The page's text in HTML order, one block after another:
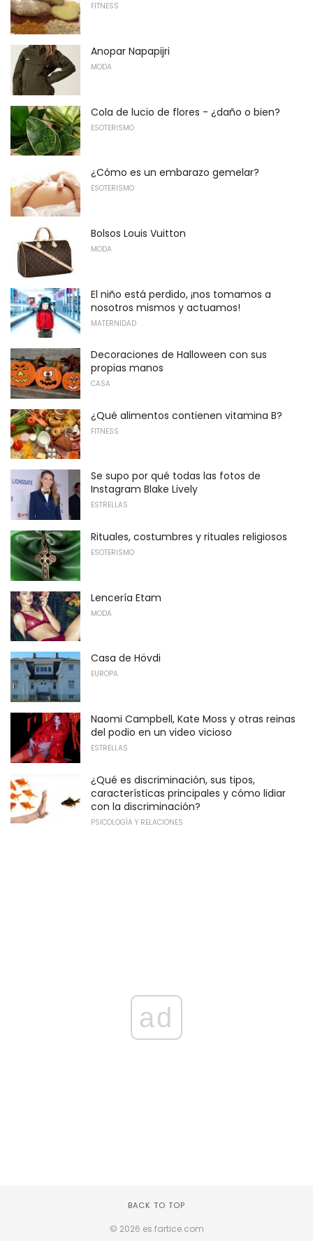
FITNESS
Anopar Napapijri
MODA
Cola de lucio de flores - ¿daño o bien?
ESOTERISMO
¿Cómo es un embarazo gemelar?
ESOTERISMO
Bolsos Louis Vuitton
MODA
El niño está perdido, ¡nos tomamos a
nosotros mismos y actuamos!
MATERNIDAD
Decoraciones de Halloween con sus
propias manos
CASA
¿Qué alimentos contienen vitamina B?
FITNESS
Se supo por qué todas las fotos de
Instagram Blake Lively
ESTRELLAS
Rituales, costumbres y rituales religiosos
ESOTERISMO
Lencería Etam
MODA
Casa de Hövdi
EUROPA
Naomi Campbell, Kate Moss y otras reinas
del podio en un video vicioso
ESTRELLAS
¿Qué es discriminación, sus tipos,
características principales y cómo lidiar
con la discriminación?
PSICOLOGÍA Y RELACIONES
ad
BACK TO TOP
© 2026 es.fartice.com